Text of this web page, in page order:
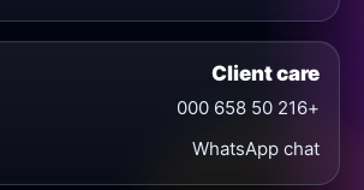
Client care
+216 50 658 000
WhatsApp chat